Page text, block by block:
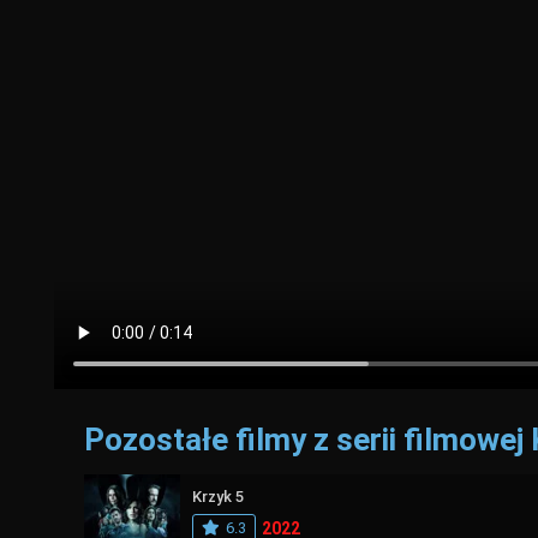
Pozostałe filmy z serii filmowej
Krzyk 5
6.3
2022